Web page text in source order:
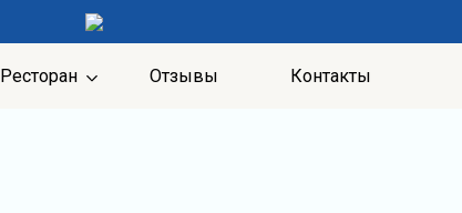
Ресторан Отзывы Контакты